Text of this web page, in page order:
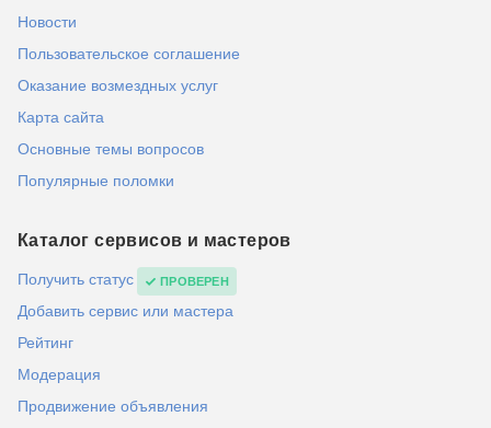
Новости
Пользовательское соглашение
Оказание возмездных услуг
Карта сайта
Основные темы вопросов
Популярные поломки
Каталог сервисов и мастеров
Получить статус ПРОВЕРЕН
Добавить сервис или мастера
Рейтинг
Модерация
Продвижение объявления